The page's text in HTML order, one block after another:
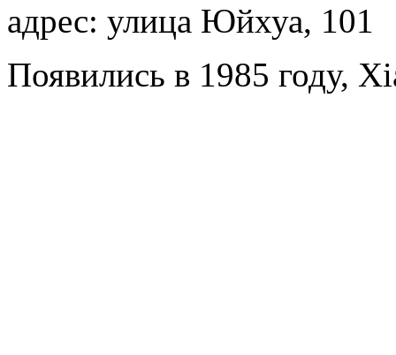
адрес: улица Юйхуа, 101
Появились в 1985 году,